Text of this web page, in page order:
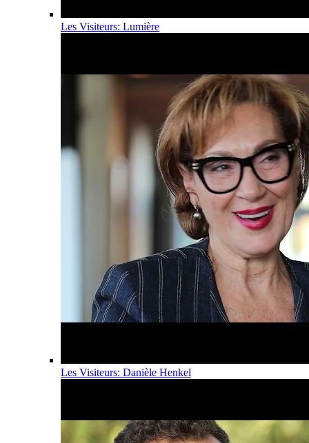
Les Visiteurs: Lumière
Les Visiteurs: Danièle Henkel